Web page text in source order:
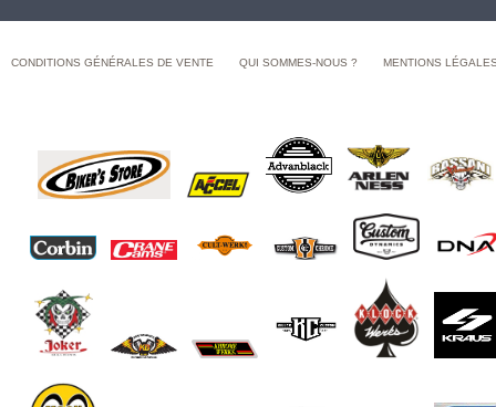
CONDITIONS GÉNÉRALES DE VENTE QUI SOMMES-NOUS ? MENTIONS